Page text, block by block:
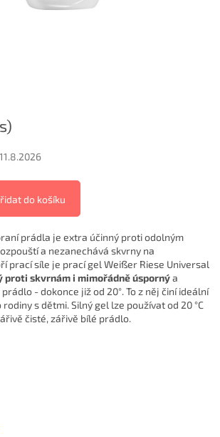
11.8.2026
do košíku
prádla je extra účinný proti odolným
a nezanechává skvrny na
prací síle je prací gel Weißer Riese Universal
proti skvrnám i mimořádně úspornýa
- dokonce již od 20°. To z něj činí ideální
s dětmi. Silný gel lze používat od 20 °C
čisté, zářivě bílé prádlo.